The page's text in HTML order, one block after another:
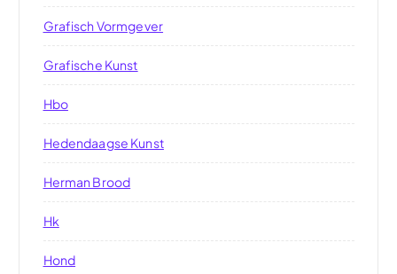
Grafisch Vormgever
Grafische Kunst
Hbo
Hedendaagse Kunst
Herman Brood
Hk
Hond